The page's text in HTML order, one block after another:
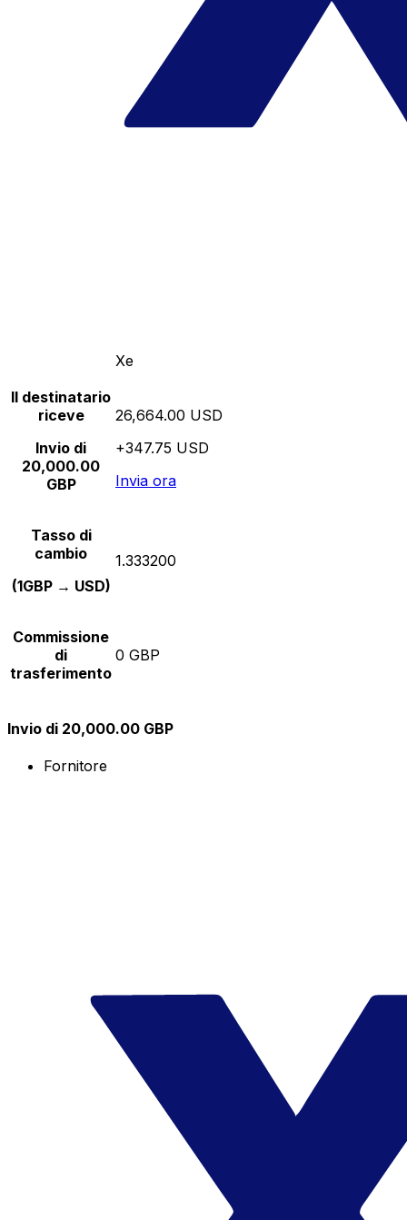
Xe
Il destinatario
riceve
Invio di
20,000.00
GBP
26,664.00 USD
+347.75 USD
Invia ora
Tasso di
cambio
(1GBP → USD)
1.333200
Commissione
di
trasferimento
0 GBP
Invio di 20,000.00 GBP
Fornitore